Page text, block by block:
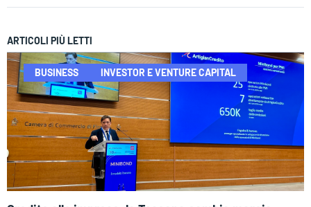
ARTICOLI PIÙ LETTI
BUSINESS INVESTOR E VENTURE CAPITAL